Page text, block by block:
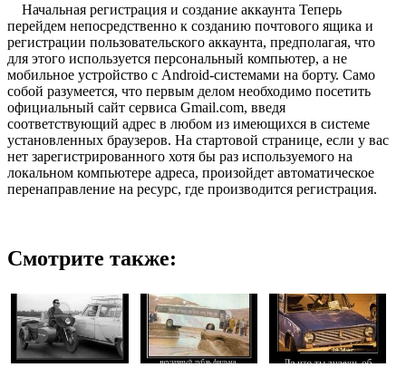
Начальная регистрация и создание аккаунта Теперь
перейдем непосредственно к созданию почтового ящика и
регистрации пользовательского аккаунта, предполагая, что
для этого используется персональный компьютер, а не
мобильное устройство с Android-системами на борту. Само
собой разумеется, что первым делом необходимо посетить
официальный сайт сервиса Gmail.com, введя
соответствующий адрес в любом из имеющихся в системе
установленных браузеров. На стартовой странице, если у вас
нет зарегистрированного хотя бы раз используемого на
локальном компьютере адреса, произойдет автоматическое
перенаправление на ресурс, где производится регистрация.
Смотрите также: